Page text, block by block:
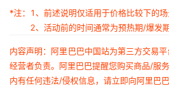
*注：
1、前述说明仅适用于价格比较下的场
2、活动前的时间通常为预热期/爆发
内容声明：阿里巴巴中国站为第三方交易
经营者负责。阿里巴巴提醒您购买商品/服
内有任何违法/侵权信息，请立即向阿里巴